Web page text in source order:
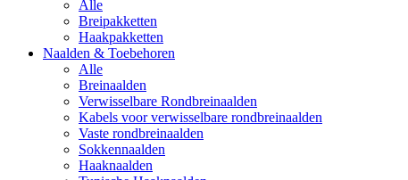
Alle
Breipakketten
Haakpakketten
Naalden & Toebehoren
Alle
Breinaalden
Verwisselbare Rondbreinaalden
Kabels voor verwisselbare rondbreinaalden
Vaste rondbreinaalden
Sokkennaalden
Haaknaalden